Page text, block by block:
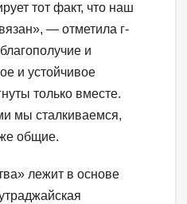
тот факт, что наш
— отметила г-
и
и устойчивое
только вместе.
мы сталкиваемся,
общие.
лежит в основе